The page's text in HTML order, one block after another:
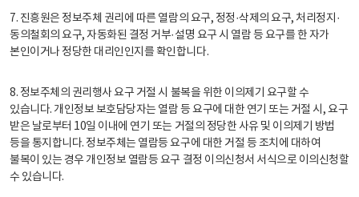
7. 진흥원은 정보주체 권리에 따른 열람의 요구, 정정·삭제의 요구, 처리정지·
동의철회의 요구, 자동화된 결정 거부·설명 요구 시 열람 등 요구를 한 자가
본인이거나 정당한 대리인인지를 확인합니다.
8. 정보주체의 권리행사 요구 거절 시 불복을 위한 이의제기 요구할 수
있습니다. 개인정보 보호담당자는 열람 등 요구에 대한 연기 또는 거절 시, 요구
받은 날로부터 10일 이내에 연기 또는 거절의 정당한 사유 및 이의제기 방법
등을 통지합니다. 정보주체는 열람등 요구에 대한 거절 등 조치에 대하여
불복이 있는 경우 개인정보 열람등 요구 결정 이의신청서 서식으로 이의신청할
수 있습니다.